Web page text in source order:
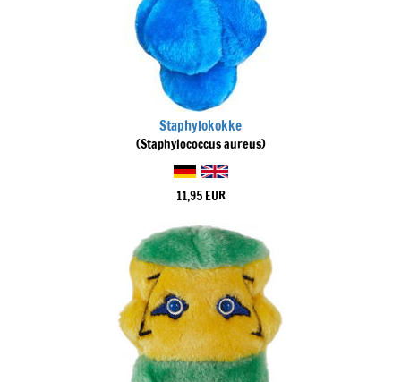
Staphylokokke
(Staphylococcus aureus)
11,95 EUR